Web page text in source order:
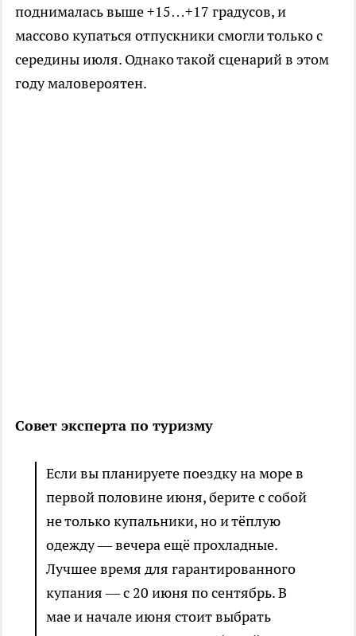
поднималась выше +15…+17 градусов, и
массово купаться отпускники смогли только с
середины июля. Однако такой сценарий в этом
году маловероятен.
Совет эксперта по туризму
Если вы планируете поездку на море в
первой половине июня, берите с собой
не только купальники, но и тёплую
одежду — вечера ещё прохладные.
Лучшее время для гарантированного
купания — с 20 июня по сентябрь. В
мае и начале июня стоит выбрать